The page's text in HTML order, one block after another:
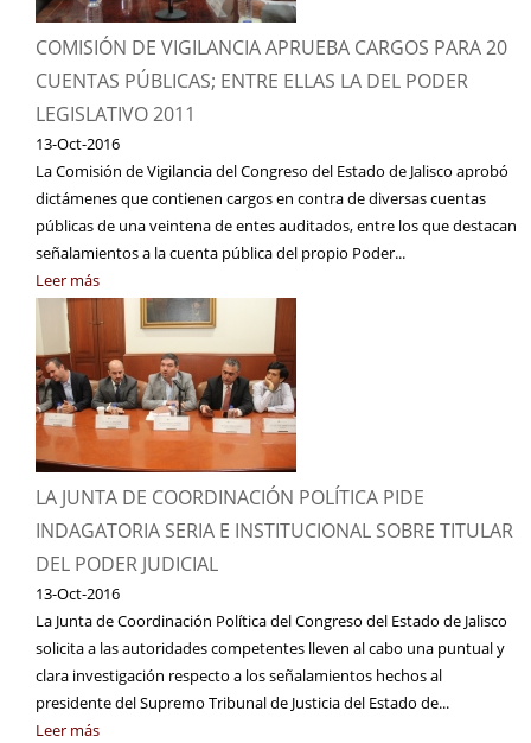
COMISIÓN DE VIGILANCIA APRUEBA CARGOS PARA 20
CUENTAS PÚBLICAS; ENTRE ELLAS LA DEL PODER
LEGISLATIVO 2011
13-Oct-2016
La Comisión de Vigilancia del Congreso del Estado de Jalisco aprobó
dictámenes que contienen cargos en contra de diversas cuentas
públicas de una veintena de entes auditados, entre los que destacan
señalamientos a la cuenta pública del propio Poder...
Leer más
LA JUNTA DE COORDINACIÓN POLÍTICA PIDE
INDAGATORIA SERIA E INSTITUCIONAL SOBRE TITULAR
DEL PODER JUDICIAL
13-Oct-2016
La Junta de Coordinación Política del Congreso del Estado de Jalisco
solicita a las autoridades competentes lleven al cabo una puntual y
clara investigación respecto a los señalamientos hechos al
presidente del Supremo Tribunal de Justicia del Estado de...
Leer más